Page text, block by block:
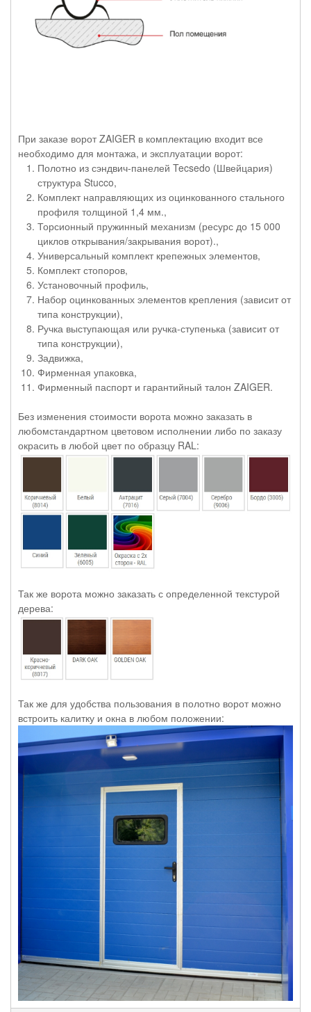
При заказе ворот ZAIGER в комплектацию входит все
необходимо для монтажа, и эксплуатации ворот:
Полотно из сэндвич-панелей Tecsedo (Швейцария)
структура Stucco,
Комплект направляющих из оцинкованного стального
профиля толщиной 1,4 мм.,
Торсионный пружинный механизм (ресурс до 15 000
циклов открывания/закрывания ворот).,
Универсальный комплект крепежных элементов,
Комплект стопоров,
Установочный профиль,
Набор оцинкованных элементов крепления (зависит от
типа конструкции),
Ручка выступающая или ручка-ступенька (зависит от
типа конструкции),
Задвижка,
Фирменная упаковка,
Фирменный паспорт и гарантийный талон ZAIGER.
Без изменения стоимости ворота можно заказать в
любомстандартном цветовом исполнении либо по заказу
окрасить в любой цвет по образцу RAL:
Так же ворота можно заказать с определенной текстурой
дерева:
Так же для удобства пользования в полотно ворот можно
встроить калитку и окна в любом положении: